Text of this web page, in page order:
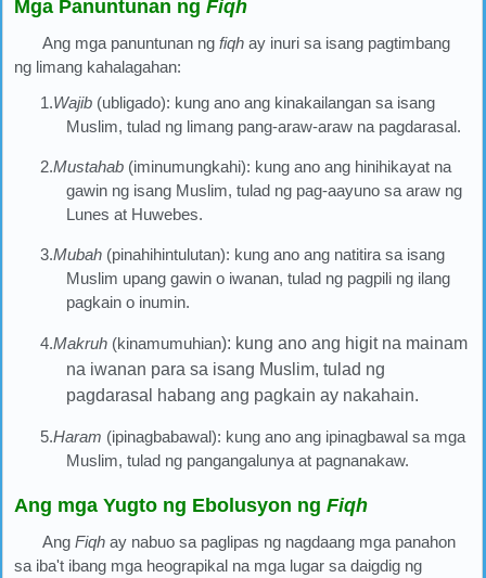
Mga Panuntunan ng Fiqh
Ang mga panuntunan ngfiqh ay inuri sa isang pagtimbang
ng limang kahalagahan:
1.Wajib (ubligado): kung ano ang kinakailangan sa isang
Muslim, tulad ng limang pang-araw-araw na pagdarasal.
2.Mustahab (iminumungkahi): kung ano ang hinihikayat na
gawin ng isang Muslim, tulad ng pag-aayuno sa araw ng
Lunes at Huwebes.
3.Mubah (pinahihintulutan): kung ano ang natitira sa isang
Muslim upang gawin o iwanan, tulad ng pagpili ng ilang
pagkain o inumin.
4.Makruh (kinamumuhian): kung ano ang higit na mainam
na iwanan para sa isang Muslim, tulad ng
pagdarasal habang ang pagkain ay nakahain.
5.Haram (ipinagbabawal): kung ano ang ipinagbawal sa mga
Muslim, tulad ng pangangalunya at pagnanakaw.
Ang mga Yugto ng Ebolusyon ng Fiqh
AngFiqh ay nabuo sa paglipas ng nagdaang mga panahon
sa iba't ibang mga heograpikal na mga lugar sa daigdig ng